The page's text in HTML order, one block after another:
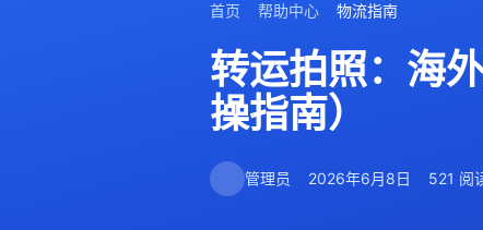
首页 帮助中心 物流指南
转运拍照：海
操指南）
管理员 2026年6月8日 521 阅